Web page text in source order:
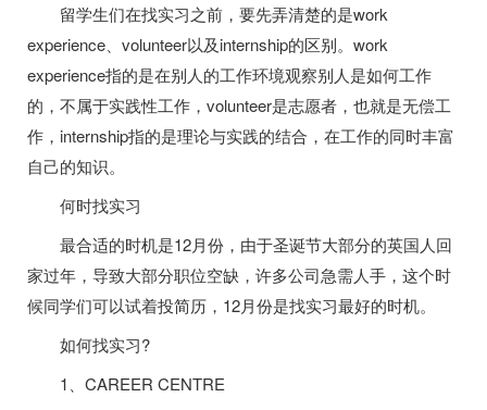
留学生们在找实习之前，要先弄清楚的是work
experience、volunteer以及internship的区别。work
experience指的是在别人的工作环境观察别人是如何工作
的，不属于实践性工作，volunteer是志愿者，也就是无偿工
作，internship指的是理论与实践的结合，在工作的同时丰富
自己的知识。
何时找实习
最合适的时机是12月份，由于圣诞节大部分的英国人回
家过年，导致大部分职位空缺，许多公司急需人手，这个时
候同学们可以试着投简历，12月份是找实习最好的时机。
如何找实习?
1、CAREER CENTRE